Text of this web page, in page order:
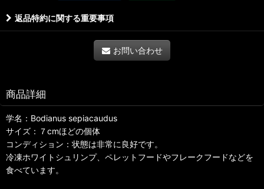
返品特約に関する重要事項
お問い合わせ
商品詳細
学名：Bodianus sepiacaudus
サイズ：７cmほどの個体
コンディション：状態は非常に良好です。
冷凍ホワイトシュリンプ、ペレットフードやフレークフードなどを
食べています。